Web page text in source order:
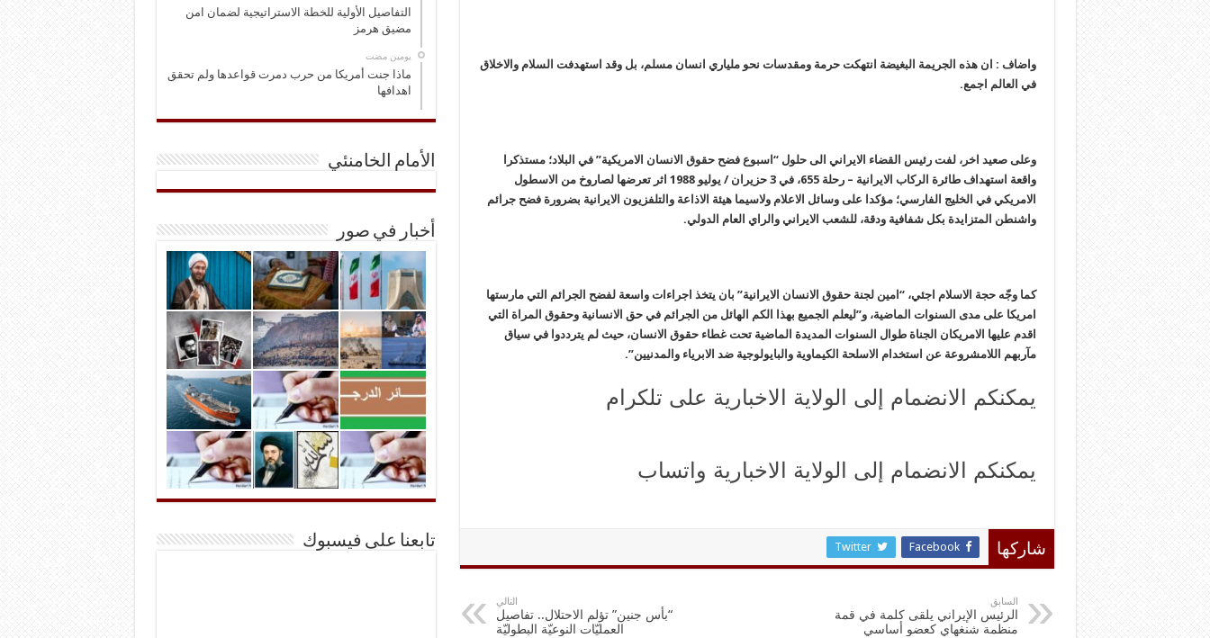
واضاف : ان هذه الجريمة البغيضة انتهكت حرمة ومقدسات نحو ملياري انسان مسلم، بل وقد استهدفت السلام والاخلاق
في العالم اجمع.
وعلى صعيد اخر، لفت رئيس القضاء الايراني الى حلول “اسبوع فضح حقوق الانسان الامريكية” في البلاد؛ مستذكرا
واقعة استهداف طائرة الركاب الايرانية – رحلة 655، في 3 حزيران / يوليو 1988 اثر تعرضها لصاروخ من الاسطول
الامريكي في الخليج الفارسي؛ مؤكدا على وسائل الاعلام ولاسيما هيئة الاذاعة والتلفزيون الايرانية بضرورة فضح جرائم
واشنطن المتزايدة بكل شفافية ودقة، للشعب الايراني والراي العام الدولي.
كما وجّه حجة الاسلام اجئي، “امين لجنة حقوق الانسان الايرانية” بان يتخذ اجراءات واسعة لفضح الجرائم التي مارستها
امريكا على مدى السنوات الماضية، و”ليعلم الجميع بهذا الكم الهائل من الجرائم في حق الانسانية وحقوق المراة التي
اقدم عليها الامريكان الجناة طوال السنوات المديدة الماضية تحت غطاء حقوق الانسان، حيث لم يترددوا في سياق
مآربهم اللامشروعة عن استخدام الاسلحة الكيماوية والبايولوجية ضد الابرياء والمدنيين”.
يمكنكم الانضمام إلى الولاية الاخبارية على تلكرام
يمكنكم الانضمام إلى الولاية الاخبارية واتساب
شاركها Facebook
Twitter
السابق
الرئيس الإيراني يلقى كلمة في قمة
منظمة شنغهاي كعضو أساسي
التالي
“بأس جنين” تؤلم الاحتلال.. تفاصيل
العمليّات النوعيّة البطوليّة
التفاصيل الأولية للخطة الاستراتيجية لضمان امن
مضيق هرمز
‏يومين مضت
ماذا جنت أمريكا من حرب دمرت قواعدها ولم تحقق
اهدافها
الأمام الخامنئي
أخبار في صور
تابعنا على فيسبوك